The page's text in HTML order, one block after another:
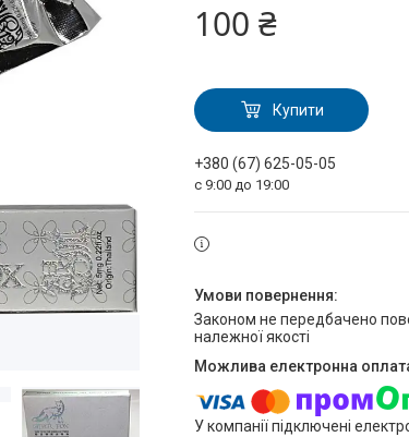
100 ₴
Купити
+380 (67) 625-05-05
с 9:00 до 19:00
Законом не передбачено повернення та обмін даного товару
належної якості
У компанії підключені